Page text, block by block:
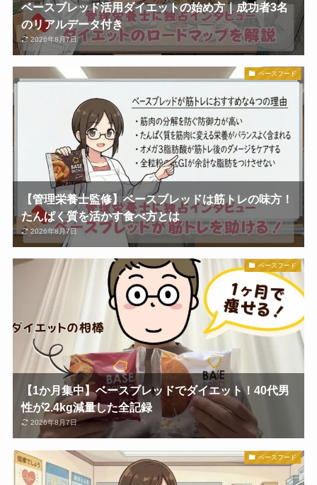
ベースブレッド活用ダイエットの始め方｜成功者3名
のリアルデータ付き
2026年8月7日
ベースフード
【管理栄養士監修】ベースブレッドは筋トレの味方！
たんぱく質を活かす食べ方とは
2026年8月7日
ベースフード
【1か月集中】ベースブレッドでダイエット！40代男
性が2.4kg減量した全記録
2026年8月7日
ベースフード